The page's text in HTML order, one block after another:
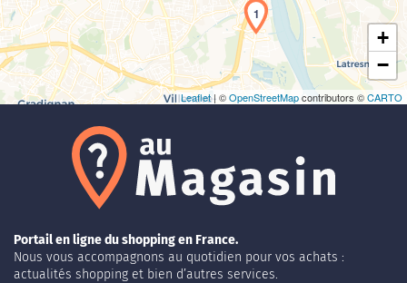
1
+
−
Leaflet| ©OpenStreetMapcontributors ©CARTO
Portail en ligne du shopping en France.
Nous vous accompagnons au quotidien pour vos achats :
actualités shopping et bien d’autres services.